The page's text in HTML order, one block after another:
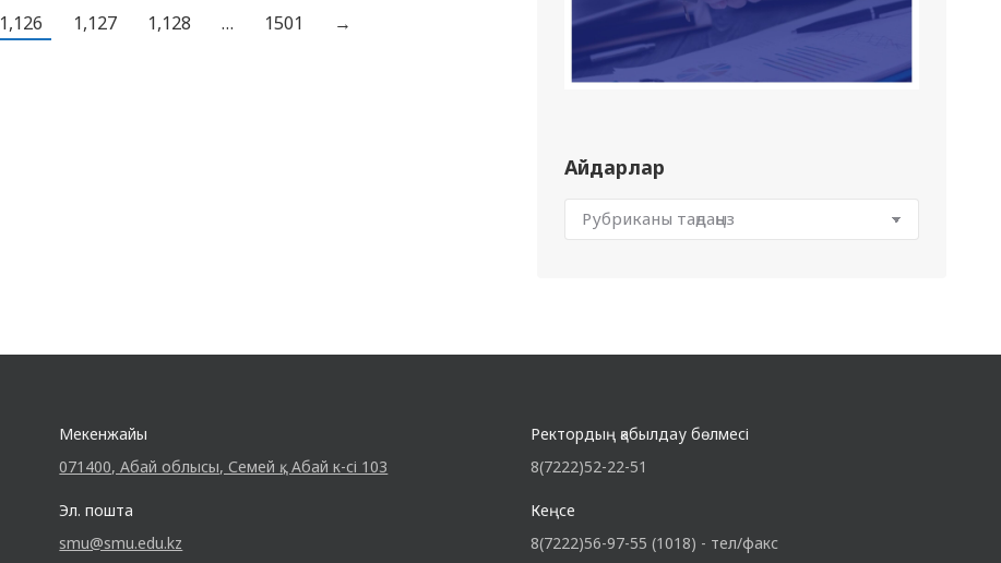
арналған Академиялық…
1,126 1,127 1,128 … 1501 →
Айдарлар
Мекенжайы
071400, Абай облысы, Семей қ., Абай к-сі 103
Эл. пошта
smu@smu.edu.kz
Ректордың қабылдау бөлмесі
8(7222)52-22-51
Кеңсе
8(7222)56-97-55 (1018) - тел/факс